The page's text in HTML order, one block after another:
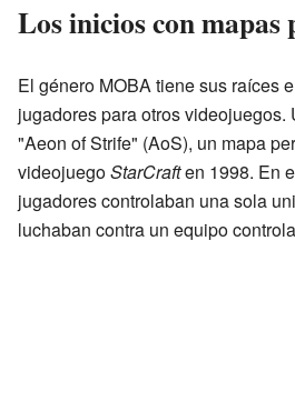
Los inicios con mapas
El género MOBA tiene sus raíces
jugadores para otros videojuegos.
"Aeon of Strife" (AoS), un mapa
videojuegoStarCraften 1998. En
jugadores controlaban una sola
luchaban contra un equipo